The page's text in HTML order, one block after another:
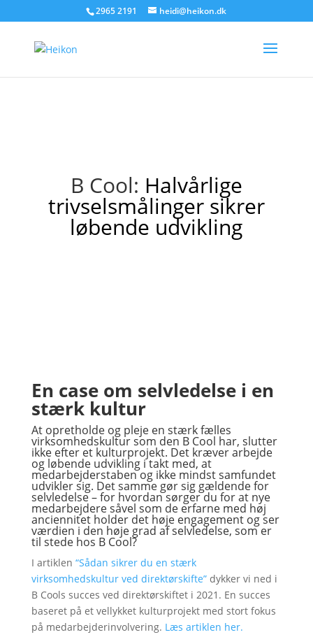
2965 2191 heidi@heikon.dk
B Cool: Halvårlige
trivselsmålinger sikrer
løbende udvikling
En case om selvledelse i en
stærk kultur
At opretholde og pleje en stærk fælles
virksomhedskultur som den B Cool har, slutter
ikke efter et kulturprojekt. Det kræver arbejde
og løbende udvikling i takt med, at
medarbejderstaben og ikke mindst samfundet
udvikler sig. Det samme gør sig gældende for
selvledelse – for hvordan sørger du for at nye
medarbejdere såvel som de erfarne med høj
anciennitet holder det høje engagement og ser
værdien i den høje grad af selvledelse, som er
til stede hos B Cool?
I artiklen “Sådan sikrer du en stærk
virksomhedskultur ved direktørskifte”dykker vi ned i
B Cools succes ved direktørskiftet i 2021. En succes
baseret på et vellykket kulturprojekt med stort fokus
på medarbejderinvolvering. Læs artiklen her.